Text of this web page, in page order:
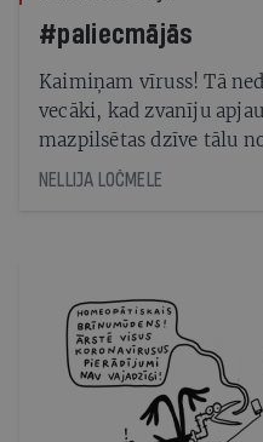
#paliecmājās
Kaimiņam vīruss! Tā
vecāki, kad zvanīju
mazpilsētas dzīve tālu
Izrādās, viņi
NELLIJA LOČMELE